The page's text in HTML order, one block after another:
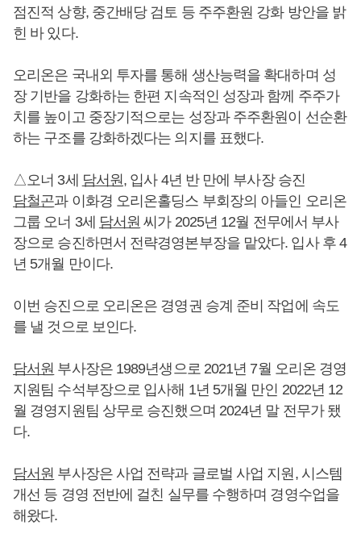
점진적 상향, 중간배당 검토 등 주주환원 강화 방안을 밝
힌 바 있다.
오리온은 국내외 투자를 통해 생산능력을 확대하며 성
장 기반을 강화하는 한편 지속적인 성장과 함께 주주가
치를 높이고 중장기적으로는 성장과 주주환원이 선순환
하는 구조를 강화하겠다는 의지를 표했다.
△오너 3세 담서원, 입사 4년 반 만에 부사장 승진
담철곤과 이화경 오리온홀딩스 부회장의 아들인 오리온
그룹 오너 3세 담서원 씨가 2025년 12월 전무에서 부사
장으로 승진하면서 전략경영본부장을 맡았다. 입사 후 4
년 5개월 만이다.
이번 승진으로 오리온은 경영권 승계 준비 작업에 속도
를 낼 것으로 보인다.
담서원 부사장은 1989년생으로 2021년 7월 오리온 경영
지원팀 수석부장으로 입사해 1년 5개월 만인 2022년 12
월 경영지원팀 상무로 승진했으며 2024년 말 전무가 됐
다.
담서원 부사장은 사업 전략과 글로벌 사업 지원, 시스템
개선 등 경영 전반에 걸친 실무를 수행하며 경영수업을
해왔다.